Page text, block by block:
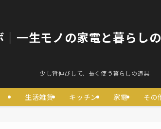
｜一生モノの家電と暮らし
少し背伸びして、長く使う暮らしの道具
生活雑貨 キッチン 家電 その